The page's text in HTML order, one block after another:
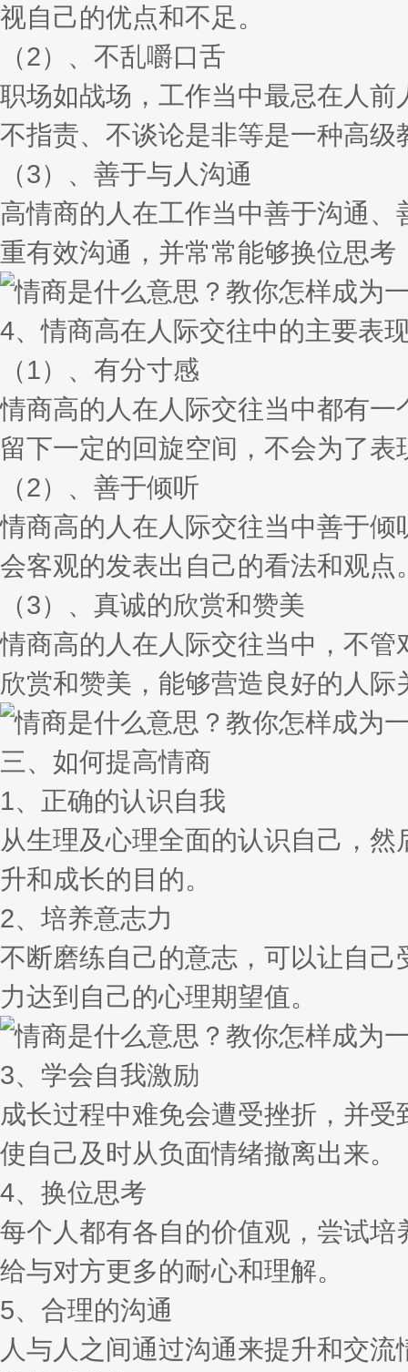
视自己的优点和不足。
（2）、不乱嚼口舌
职场如战场，工作当中最忌在人
不指责、不谈论是非等是一种高级
（3）、善于与人沟通
高情商的人在工作当中善于沟通
重有效沟通，并常常能够换位思
4、情商高在人际交往中的主要表
（1）、有分寸感
情商高的人在人际交往当中都有
留下一定的回旋空间，不会为了
（2）、善于倾听
情商高的人在人际交往当中善于
会客观的发表出自己的看法和观点
（3）、真诚的欣赏和赞美
情商高的人在人际交往当中，不
欣赏和赞美，能够营造良好的人际
三、如何提高情商
1、正确的认识自我
从生理及心理全面的认识自己，
升和成长的目的。
2、培养意志力
不断磨练自己的意志，可以让自
力达到自己的心理期望值。
3、学会自我激励
成长过程中难免会遭受挫折，并
使自己及时从负面情绪撤离出来。
4、换位思考
每个人都有各自的价值观，尝试
给与对方更多的耐心和理解。
5、合理的沟通
人与人之间通过沟通来提升和交